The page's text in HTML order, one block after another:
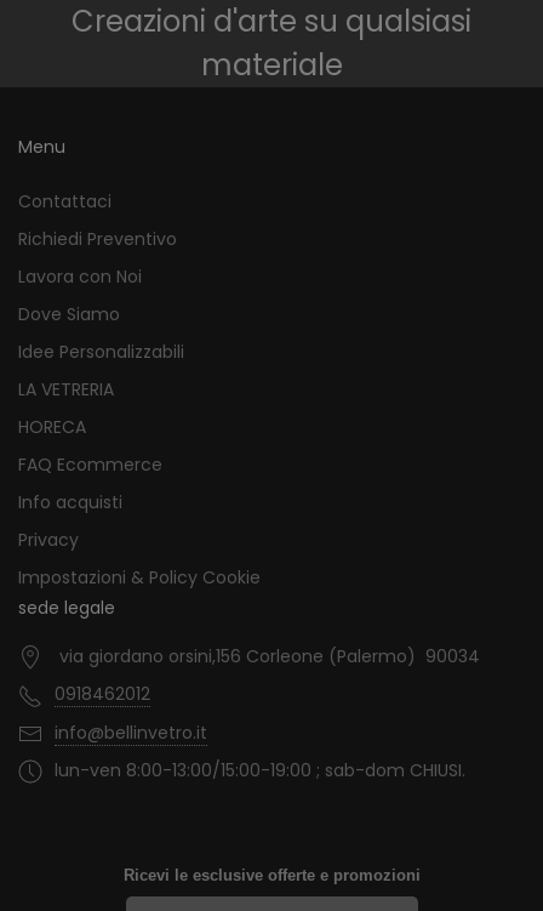
Creazioni d'arte su qualsiasi
materiale
Menu
Contattaci
Richiedi Preventivo
Lavora con Noi
Dove Siamo
Idee Personalizzabili
LA VETRERIA
HORECA
FAQ Ecommerce
Info acquisti
Privacy
Impostazioni & Policy Cookie
sede legale
via giordano orsini,156 Corleone (Palermo) 90034
0918462012
info@bellinvetro.it
lun-ven 8:00-13:00/15:00-19:00 ; sab-dom CHIUSI.
Ricevi le esclusive offerte e promozioni